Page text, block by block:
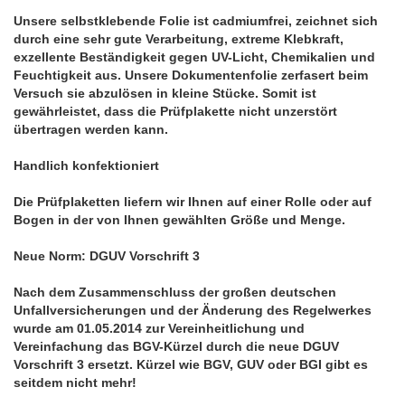
Unsere selbstklebende Folie ist cadmiumfrei, zeichnet sich
durch eine sehr gute Verarbeitung, extreme Klebkraft,
exzellente Beständigkeit gegen UV-Licht, Chemikalien und
Feuchtigkeit aus. Unsere Dokumentenfolie zerfasert beim
Versuch sie abzulösen in kleine Stücke. Somit ist
gewährleistet, dass die Prüfplakette nicht unzerstört
übertragen werden kann.
Handlich konfektioniert
Die Prüfplaketten liefern wir Ihnen auf einer Rolle oder auf
Bogen in der von Ihnen gewählten Größe und Menge.
Neue Norm: DGUV Vorschrift 3
Nach dem Zusammenschluss der großen deutschen
Unfallversicherungen und der Änderung des Regelwerkes
wurde am 01.05.2014 zur Vereinheitlichung und
Vereinfachung das BGV-Kürzel durch die neue DGUV
Vorschrift 3 ersetzt. Kürzel wie BGV, GUV oder BGI gibt es
seitdem nicht mehr!